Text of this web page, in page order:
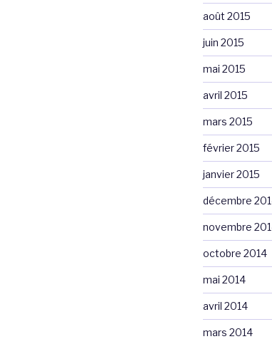
août 2015
juin 2015
mai 2015
avril 2015
mars 2015
février 2015
janvier 2015
décembre
novembre
octobre 2014
mai 2014
avril 2014
mars 2014